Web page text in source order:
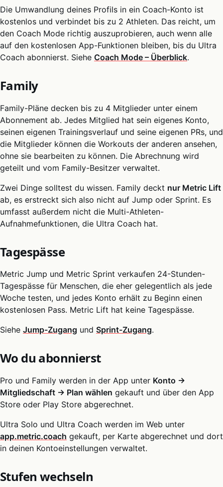
Die Umwandlung deines Profils in ein Coach-Konto ist
kostenlos und verbindet bis zu 2 Athleten. Das reicht, um
den Coach Mode richtig auszuprobieren, auch wenn alle
auf den kostenlosen App-Funktionen bleiben, bis du Ultra
Coach abonnierst. Siehe Coach Mode – Überblick.
Family
Family-Pläne decken bis zu 4 Mitglieder unter einem
Abonnement ab. Jedes Mitglied hat sein eigenes Konto,
seinen eigenen Trainingsverlauf und seine eigenen PRs, und
die Mitglieder können die Workouts der anderen ansehen,
ohne sie bearbeiten zu können. Die Abrechnung wird
geteilt und vom Family-Besitzer verwaltet.
Zwei Dinge solltest du wissen. Family deckt nur Metric Lift
ab, es erstreckt sich also nicht auf Jump oder Sprint. Es
umfasst außerdem nicht die Multi-Athleten-
Aufnahmefunktionen, die Ultra Coach hat.
Tagespässe
Metric Jump und Metric Sprint verkaufen 24-Stunden-
Tagespässe für Menschen, die eher gelegentlich als jede
Woche testen, und jedes Konto erhält zu Beginn einen
kostenlosen Pass. Metric Lift hat keine Tagespässe.
Siehe Jump-Zugang und Sprint-Zugang.
Wo du abonnierst
Pro und Family werden in der App unter Konto →
Mitgliedschaft → Plan wählen gekauft und über den App
Store oder Play Store abgerechnet.
Ultra Solo und Ultra Coach werden im Web unter
app.metric.coach gekauft, per Karte abgerechnet und dort
in deinen Kontoeinstellungen verwaltet.
Stufen wechseln